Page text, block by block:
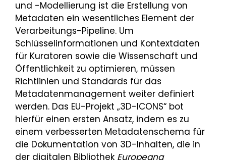
und -Modellierung ist die Erstellung von
Metadaten ein wesentliches Element der
Verarbeitungs-Pipeline. Um
Schlüsselinformationen und Kontextdaten
für Kuratoren sowie die Wissenschaft und
Öffentlichkeit zu optimieren, müssen
Richtlinien und Standards für das
Metadatenmanagement weiter definiert
werden. Das EU-Projekt „3D-ICONS“ bot
hierfür einen ersten Ansatz, indem es zu
einem verbesserten Metadatenschema für
die Dokumentation von 3D-Inhalten, die in
der digitalen Bibliothek Europeana